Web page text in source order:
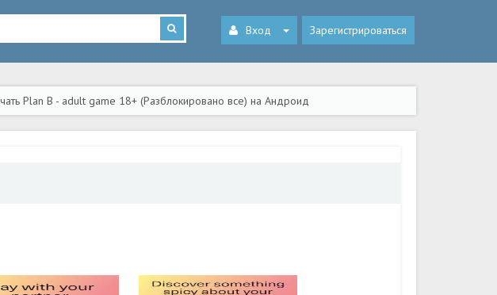
Вход Зарегистрироваться
Plan B - adult game 18+ (Разблокировано все) на Андроид